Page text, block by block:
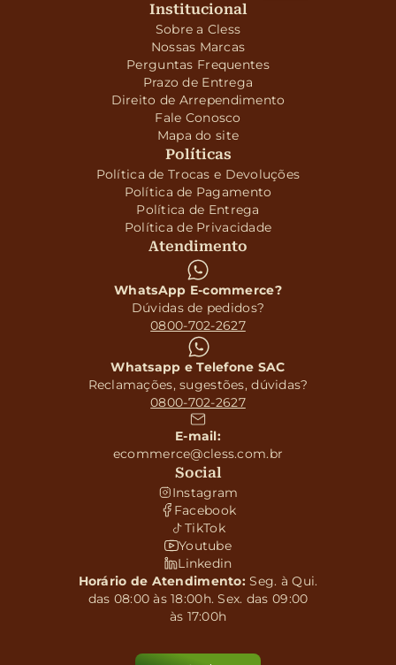
Institucional
Sobre a Cless
Nossas Marcas
Perguntas Frequentes
Prazo de Entrega
Direito de Arrependimento
Fale Conosco
Mapa do site
Políticas
Política de Trocas e Devoluções
Política de Pagamento
Política de Entrega
Política de Privacidade
Atendimento
WhatsApp E-commerce?
Dúvidas de pedidos?
0800-702-2627
Whatsapp e Telefone SAC
Reclamações, sugestões, dúvidas?
0800-702-2627
E-mail:
ecommerce@cless.com.br
Social
Instagram
Facebook
TikTok
Youtube
Linkedin
Horário de Atendimento:Seg. à Qui.
das 08:00 às 18:00h. Sex. das 09:00
às 17:00h